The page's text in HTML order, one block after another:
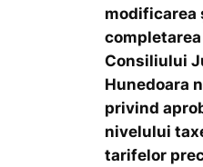
modificarea
Consiliului
Hunedoara
privind
nivelului
tarifelor